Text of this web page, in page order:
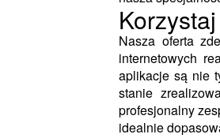
Nasza oferta
internetowych
aplikacje są nie
stanie
profesjonalny
idealnie